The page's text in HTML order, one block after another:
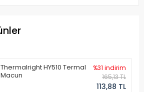
Thermalright HY510 Termal
Macun
%31 indirim
165,13 TL
113,88 TL